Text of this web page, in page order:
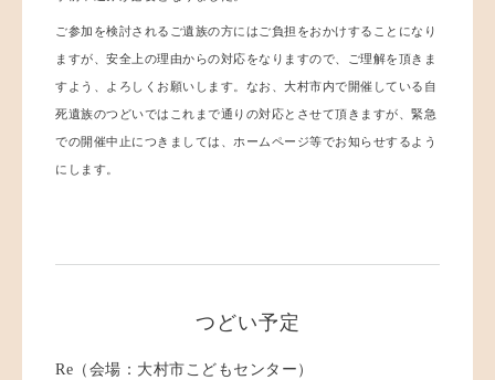
ご参加を検討されるご遺族の方にはご負担をおかけすることになり
ますが、安全上の理由からの対応をなりますので、ご理解を頂きま
すよう、よろしくお願いします。なお、大村市内で開催している自
死遺族のつどいではこれまで通りの対応とさせて頂きますが、緊急
での開催中止につきましては、ホームページ等でお知らせするよう
にします。
つどい予定
Re（会場：大村市こどもセンター）